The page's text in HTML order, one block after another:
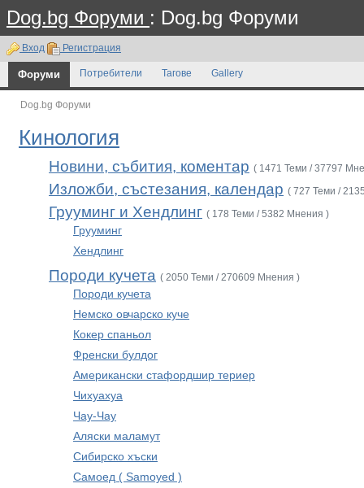
Dog.bg Форуми : Dog.bg Форуми
Вход Регистрация
Форуми Потребители Тагове Gallery
Dog.bg Форуми
Кинология
Новини, събития, коментар ( 1471 Теми / 37797
Изложби, състезания, календар ( 727 Теми /
Грууминг и Хендлинг ( 178 Теми / 5382 Мнения )
Грууминг
Хендлинг
Породи кучета ( 2050 Теми / 270609 Мнения )
Породи кучета
Немско овчарско куче
Кокер спаньол
Френски булдог
Американски стафордшир териер
Чихуахуа
Чау-Чау
Аляски маламут
Сибирско хъски
Самоед ( Samoyed )